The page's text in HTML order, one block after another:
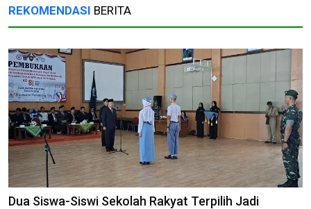
REKOMENDASI BERITA
Dua Siswa-Siswi Sekolah Rakyat Terpilih Jadi